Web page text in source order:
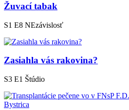
Žuvací tabak
S1 E8 NEzávislosť
Zasiahla vás rakovina?
S3 E1 Štúdio